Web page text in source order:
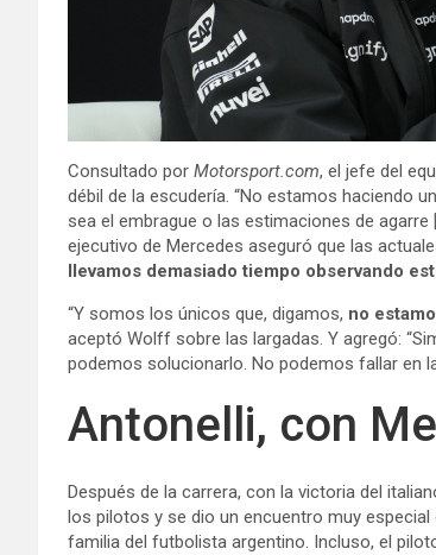
Consultado por Motorsport.com, el jefe del
débil de la escudería. “No estamos haciendo
sea el embrague o las estimaciones de agarre
ejecutivo de Mercedes aseguró que las
llevamos demasiado tiempo observando
“Y somos los únicos que, digamos, no
aceptó Wolff sobre las largadas. Y agregó:
podemos solucionarlo. No podemos fallar en
Antonelli, con
Después de la carrera, con la victoria del
los pilotos y se dio un encuentro muy
familia del futbolista argentino. Incluso, el